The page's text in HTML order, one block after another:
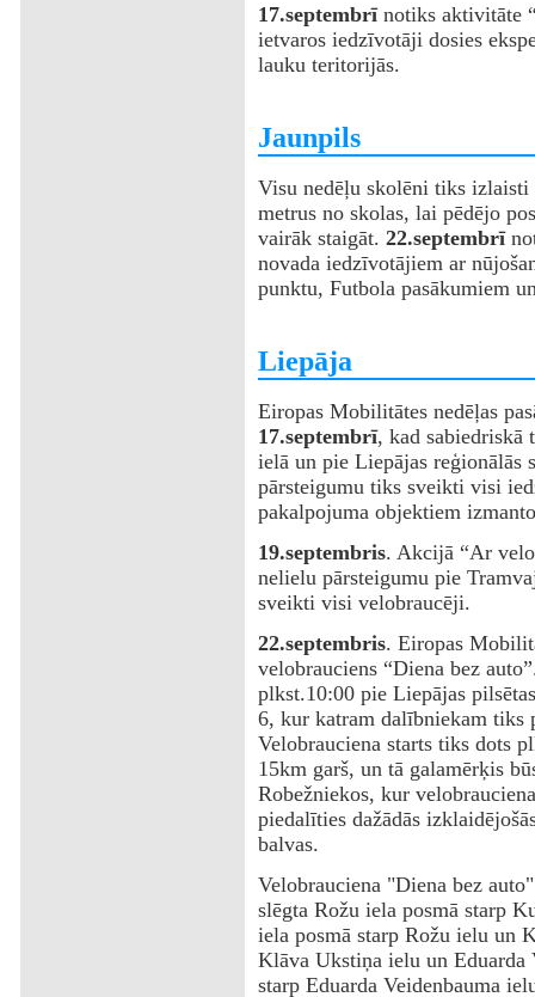
17.septembrī notiks aktivitāte
ietvaros iedzīvotāji dosies
lauku teritorijās.
‌Jaunpils
Visu nedēļu skolēni tiks izlaisti
metrus no skolas, lai pēdējo
vairāk staigāt. 22.septembrī
novada iedzīvotājiem ar
punktu, Futbola pasākumiem
‌Liepāja
‌Eiropas Mobilitātes nedēļas
17.septembrī, kad sabiedriskā
ielā un pie Liepājas
pārsteigumu tiks sveikti visi
pakalpojuma objektiem
19.septembris. Akcijā “Ar
nelielu pārsteigumu pie
sveikti visi velobraucēji.
22.septembris. Eiropas
velobrauciens “Diena bez
plkst.10:00 pie Liepājas
6, kur katram dalībniekam tiks
Velobrauciena starts tiks dots
15km garš, un tā galamērķis
Robežniekos, kur
piedalīties dažādās
balvas.
‌Velobrauciena "Diena bez
slēgta Rožu iela posmā starp
iela posmā starp Rožu ielu un
Klāva Ukstiņa ielu un Eduarda
starp Eduarda Veidenbauma